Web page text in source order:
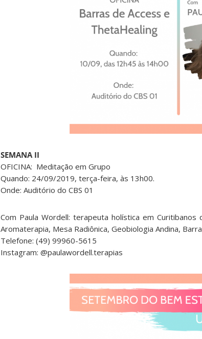
SEMANA II
OFICINA: Meditação em Grupo
Quando: 24/09/2019, terça-feira, às 13h00.
Onde: Auditório do CBS 01
Com Paula Wordell: terapeuta holística em
Aromaterapia, Mesa Radiônica, Geobiologia Andina,
Telefone: (49) 99960-5615
Instagram: @paulawordell.terapias